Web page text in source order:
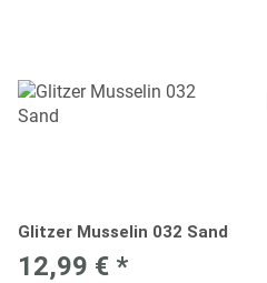
Glitzer Musselin 032 Sand
12,99 € *